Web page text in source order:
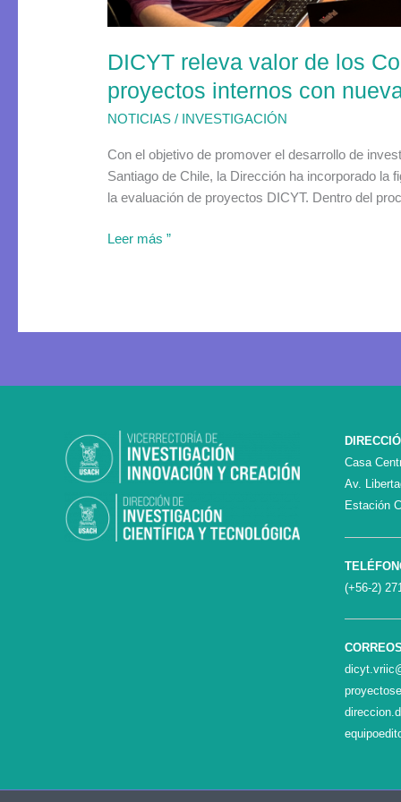
DICYT releva valor de los
proyectos internos con
NOTICIAS / INVESTIGACIÓN
Con el objetivo de promover el desarrollo de
Santiago de Chile, la Dirección ha incorporado la
la evaluación de proyectos DICYT. Dentro del
evaluación
proyectos
con
nueva
Leer más ”
Casa
Av.
Estación
(+56-2)
CORREOS